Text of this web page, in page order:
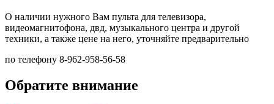
О наличии нужного Вам пульта для телевизора,
видеомагнитофона, двд, музыкального центра и другой
техники, а также цене на него, уточняйте предварительно
по телефону 8-962-958-56-58
Обратите внимание